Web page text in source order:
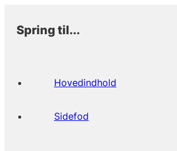
Spring til...
Hovedindhold
Sidefod